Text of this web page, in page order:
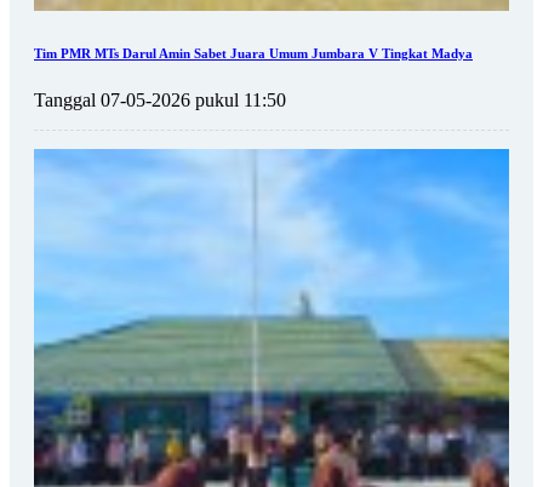
Tim PMR MTs Darul Amin Sabet Juara Umum Jumbara V Tingkat Madya
Tanggal 07-05-2026 pukul 11:50